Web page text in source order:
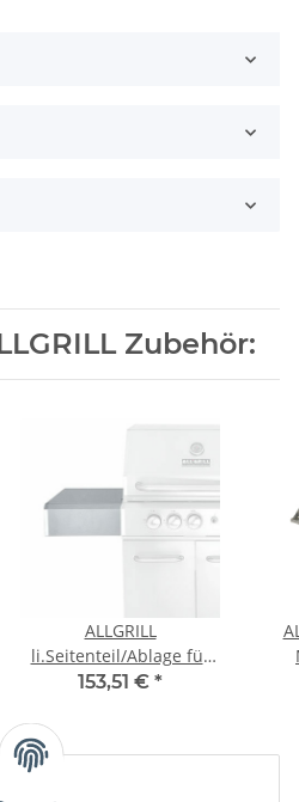
Zubehör:
ALLGRILL
li.Seitenteil/Ablage für
ALLROUNDER Modular
153,51 € *